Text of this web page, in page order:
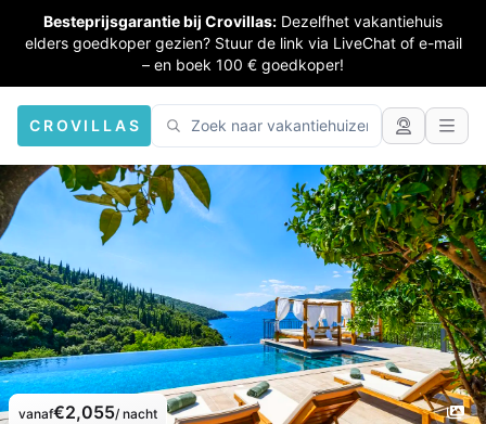
Besteprijsgarantie bij Crovillas: Dezelfhet vakantiehuis
elders goedkoper gezien? Stuur de link via LiveChat of e-mail
– en boek 100 € goedkoper!
CROVILLAS
vanaf€2,055/ nacht